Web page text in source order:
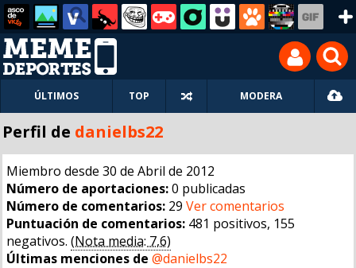
ÚLTIMOS TOP MODERA
Perfil de danielbs22
Miembro desde 30 de Abril de 2012
Número de aportaciones:0 publicadas
Número de comentarios: 29 Ver comentarios
Puntuación de comentarios: 481 positivos, 155
negativos. (Nota media: 7,6)
Últimas menciones de @danielbs22